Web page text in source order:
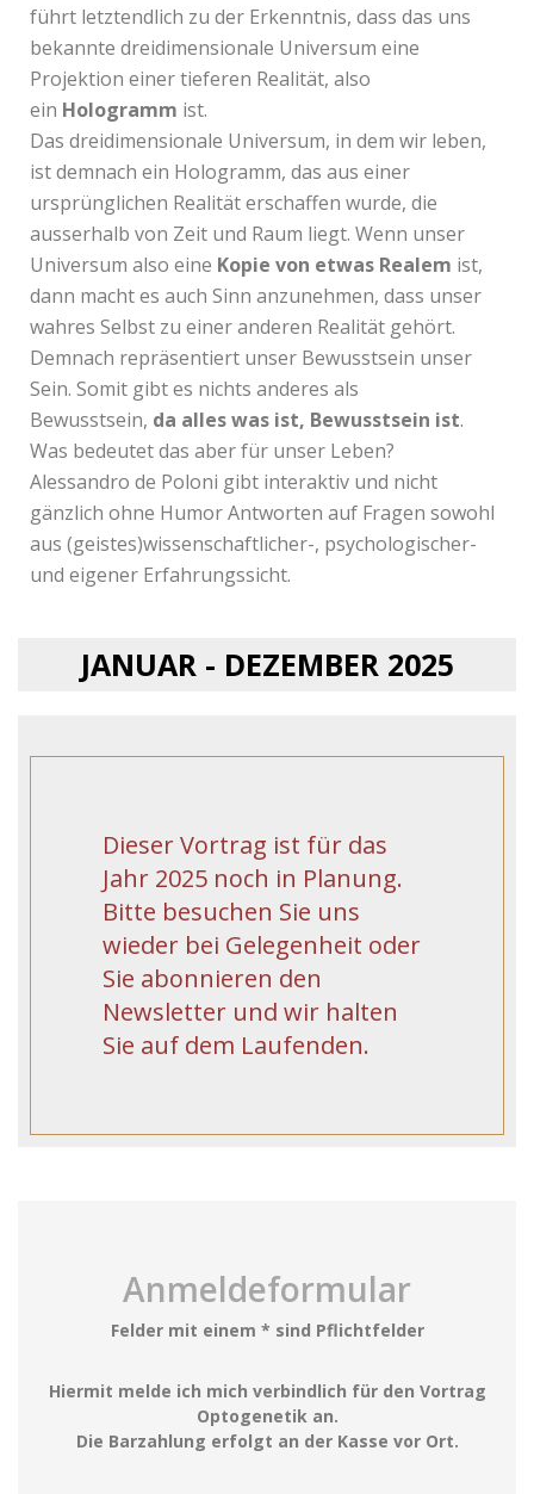
führt letztendlich zu der Erkenntnis, dass das uns
bekannte dreidimensionale Universum eine
Projektion einer tieferen Realität, also
ein Hologramm ist.
Das dreidimensionale Universum, in dem wir leben,
ist demnach ein Hologramm, das aus einer
ursprünglichen Realität erschaffen wurde, die
ausserhalb von Zeit und Raum liegt. Wenn unser
Universum also eine Kopie von etwas Realem ist,
dann macht es auch Sinn anzunehmen, dass unser
wahres Selbst zu einer anderen Realität gehört.
Demnach repräsentiert unser Bewusstsein unser
Sein. Somit gibt es nichts anderes als
Bewusstsein, da alles was ist, Bewusstsein ist.
Was bedeutet das aber für unser Leben?
Alessandro de Poloni gibt interaktiv und nicht
gänzlich ohne Humor Antworten auf Fragen sowohl
aus (geistes)wissenschaftlicher-, psychologischer-
und eigener Erfahrungssicht.
JANUAR - DEZEMBER 2025
Dieser Vortrag ist für das
Jahr 2025 noch in Planung.
Bitte besuchen Sie uns
wieder bei Gelegenheit oder
Sie abonnieren den
Newsletter und wir halten
Sie auf dem Laufenden.
Anmeldeformular
Felder mit einem * sind Pflichtfelder
Hiermit melde ich mich verbindlich für den Vortrag
Optogenetik an.
Die Barzahlung erfolgt an der Kasse vor Ort.